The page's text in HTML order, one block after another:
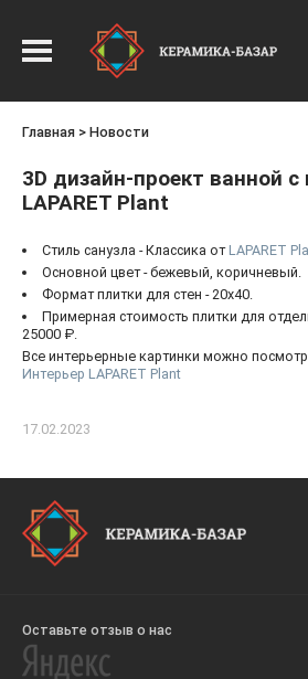
Главная > Новости
3D дизайн-проект ванной с
LAPARET Plant
Стиль санузла - Классика от LAPARET
Основной цвет - бежевый, коричневый.
Формат плитки для стен - 20x40.
Примерная стоимость плитки для
25000 ₽.
Все интерьерные картинки можно
Интерьер LAPARET Plant
17.02.2023
Оставьте отзыв о нас